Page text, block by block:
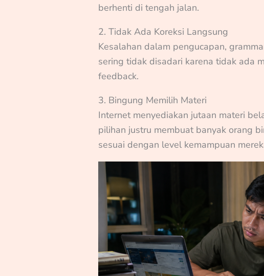
berhenti di tengah jalan.
2. Tidak Ada Koreksi Langsung
Kesalahan dalam pengucapan,
sering tidak disadari karena tidak ada
feedback.
3. Bingung Memilih Materi
Internet menyediakan jutaan materi
pilihan justru membuat banyak orang
sesuai dengan level kemampuan